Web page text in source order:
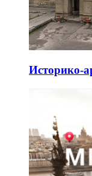
Историко-